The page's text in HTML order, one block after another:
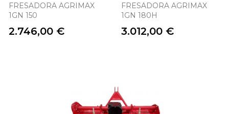
FRESADORA AGRIMAX
1GN 150
Precio
2.746,00 €
FRESADORA AGRIMAX
1GN 180H
Precio
3.012,00 €